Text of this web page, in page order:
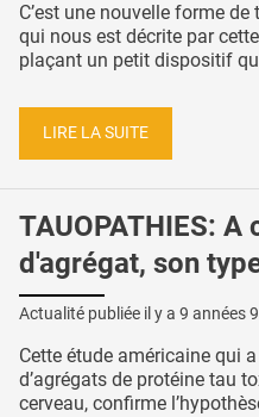
C’est une nouvelle forme
qui nous est décrite par
plaçant un petit dispositif
LIRE LA SUITE
TAUOPATHIES: A
d'agrégat, son
Actualité publiée il y a 9 années
Cette étude américaine qui
d’agrégats de protéine tau
cerveau, confirme